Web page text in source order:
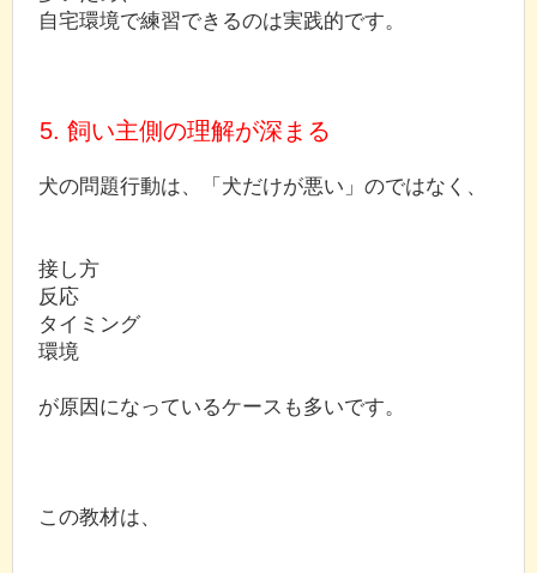
自宅環境で練習できるのは実践的です。
5. 飼い主側の理解が深まる
犬の問題行動は、「犬だけが悪い」のではなく、
接し方
反応
タイミング
環境
が原因になっているケースも多いです。
この教材は、